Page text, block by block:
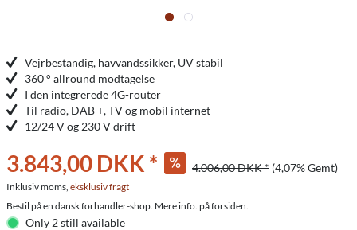
Vejrbestandig, havvandssikker, UV stabil
360 ° allround modtagelse
I den integrerede 4G-router
Til radio, DAB +, TV og mobil internet
12/24 V og 230 V drift
3.843,00 DKK * 4.006,00 DKK * (4,07% Gemt)
Inklusiv moms, eksklusiv fragt
Bestil på en dansk forhandler-shop. Mere info. på forsiden.
Only 2 still available